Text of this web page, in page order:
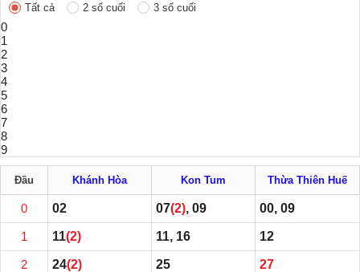
Tất cả 2 số cuối 3 số cuối
0
1
2
3
4
5
6
7
8
9
Đầu Khánh Hòa Kon Tum Thừa Thiên Huế
0 02 07(2), 09 00, 09
1 11(2) 11, 16 12
2 24(2) 25 27